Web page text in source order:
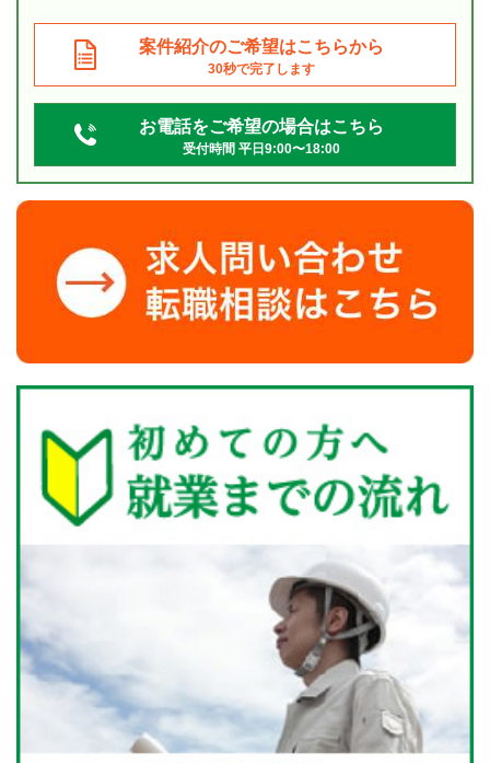
案件紹介のご希望はこちらから
30秒で完了します
お電話をご希望の場合はこちら
受付時間 平日9:00〜18:00